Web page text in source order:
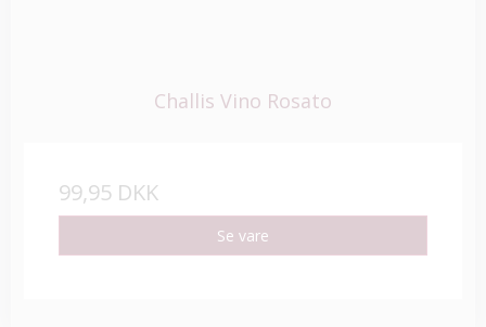
Challis Vino Rosato
99,95 DKK
Se vare